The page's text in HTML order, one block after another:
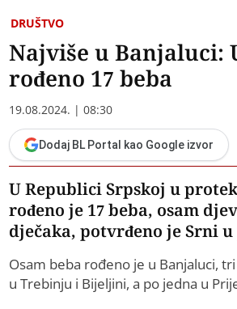
DRUŠTVO
Najviše u Banjaluci:
rođeno 17 beba
19.08.2024. | 08:30
Dodaj BL Portal kao Google izvor
U Republici Srpskoj u
rođeno je 17 beba, osam
dječaka, potvrđeno je Srni
Osam beba rođeno je u Banjaluci,
u Trebinju i Bijeljini, a po jedna u